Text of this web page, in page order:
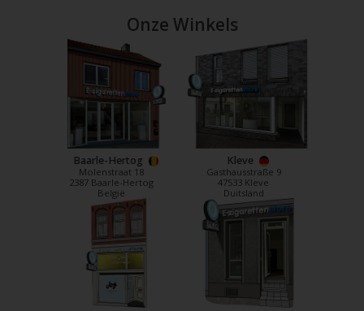
Onze Winkels
Baarle-Hertog
Molenstraat 18
2387 Baarle-Hertog
België
Kleve
Gasthausstraße 9
47533 Kleve
Duitsland